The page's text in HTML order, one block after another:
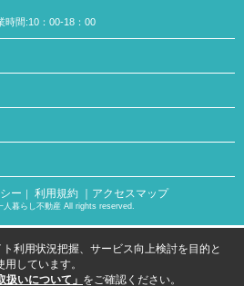
時間:10：00-18：00
ー 利用規約 ｜アクセスマップ
人暮らし不動産 All rights reserved.
利用状況把握、サービス向上検討を目的と
しています。
扱いについて」 をご確認ください。